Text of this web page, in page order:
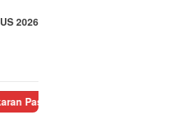
2026
Kurang dari 24 Jam, Polisi